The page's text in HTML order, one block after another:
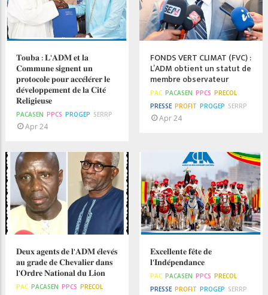
𝐓𝐨𝐮𝐛𝐚 : 𝐋'𝐀𝐃𝐌 𝐞𝐭 𝐥𝐚
𝐂𝐨𝐦𝐦𝐮𝐧𝐞 𝐬𝐢𝐠𝐧𝐞𝐧𝐭 𝐮𝐧
𝐩𝐫𝐨𝐭𝐨𝐜𝐨𝐥𝐞 𝐩𝐨𝐮𝐫 𝐚𝐜𝐜𝐞́𝐥𝐞́𝐫𝐞𝐫 𝐥𝐞
𝐝𝐞́𝐯𝐞𝐥𝐨𝐩𝐩𝐞𝐦𝐞𝐧𝐭 𝐝𝐞 𝐥𝐚 𝐂𝐢𝐭𝐞́
𝐑𝐞𝐥𝐢𝐠𝐢𝐞𝐮𝐬𝐞
PACASEN PPCS PROGEP SERRP
Apr 24
FONDS VERT CLIMAT (FVC) :
L’ADM obtient un statut de
membre observateur
PAC PACASEN PPCS PRECOL
PRESSE PROFIT PROGEP SERRP
Apr 24
𝐃𝐞𝐮𝐱 𝐚𝐠𝐞𝐧𝐭𝐬 𝐝𝐞 𝐥'𝐀𝐃𝐌 𝐞́𝐥𝐞𝐯𝐞́𝐬
𝐚𝐮 𝐠𝐫𝐚𝐝𝐞 𝐝𝐞 𝐂𝐡𝐞𝐯𝐚𝐥𝐢𝐞𝐫 𝐝𝐚𝐧𝐬
𝐥'𝐎𝐫𝐝𝐫𝐞 𝐍𝐚𝐭𝐢𝐨𝐧𝐚𝐥 𝐝𝐮 𝐋𝐢𝐨𝐧
PAC PACASEN PPCS PRECOL
𝐄𝐱𝐜𝐞𝐥𝐥𝐞𝐧𝐭𝐞 𝐟𝐞̂𝐭𝐞 𝐝𝐞
𝐥'𝐈𝐧𝐝𝐞́𝐩𝐞𝐧𝐝𝐚𝐧𝐜𝐞
PAC PACASEN PPCS PRECOL
PRESSE PROFIT PROGEP SERRP